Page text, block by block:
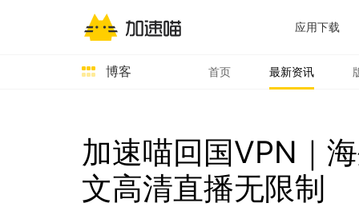
应用下载
博客 首页 最新资讯
加速喵回国VPN｜
文高清直播无限制